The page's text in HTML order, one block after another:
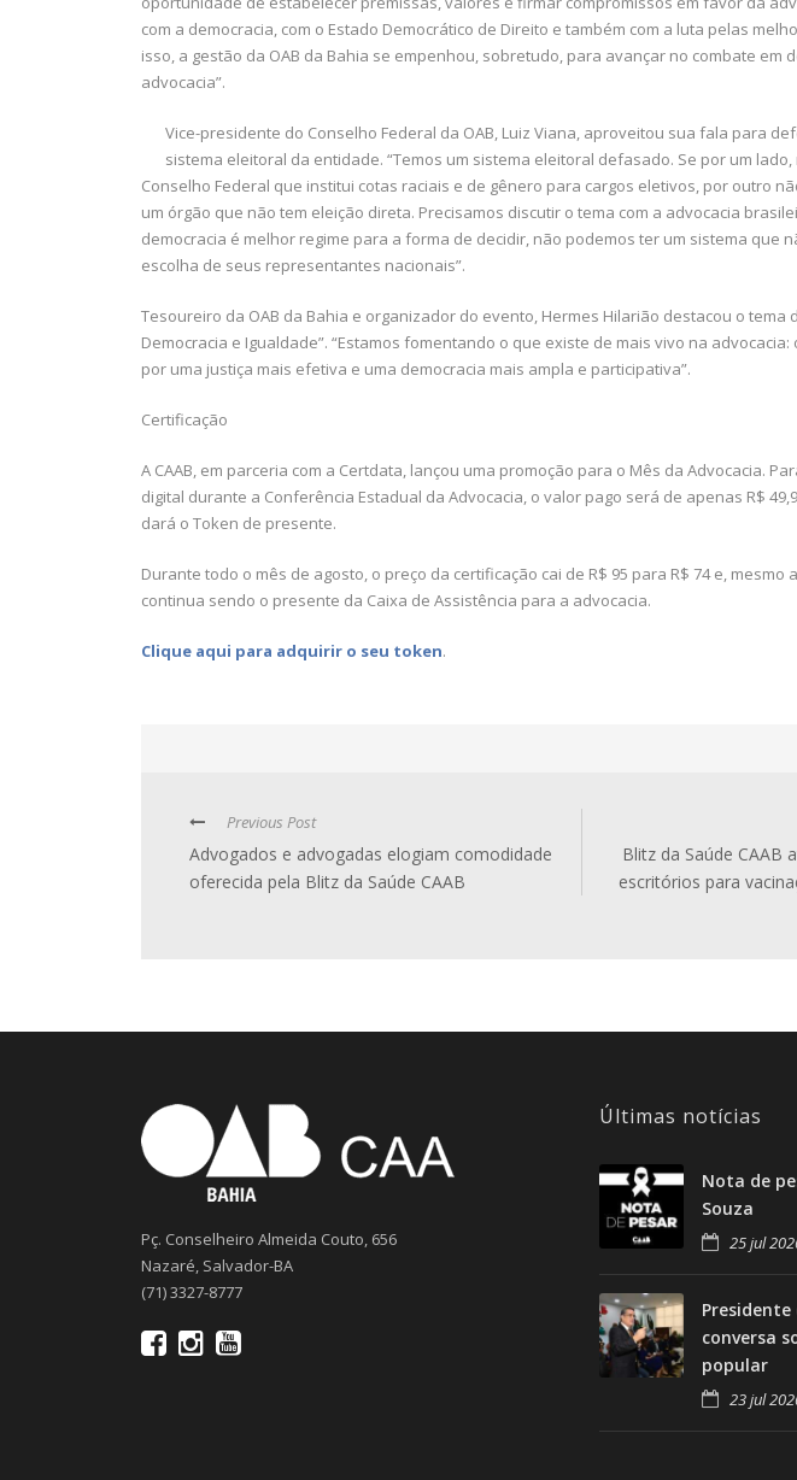
com a democracia, com o Estado Democrático de Direito e também com a luta pelas
isso, a gestão da OAB da Bahia se empenhou, sobretudo, para avançar no combate em
advocacia”.
Vice-presidente do Conselho Federal da OAB, Luiz Viana, aproveitou sua fala para
sistema eleitoral da entidade. “Temos um sistema eleitoral defasado. Se por um
Conselho Federal que institui cotas raciais e de gênero para cargos eletivos, por outro
um órgão que não tem eleição direta. Precisamos discutir o tema com a advocacia
democracia é melhor regime para a forma de decidir, não podemos ter um sistema que
escolha de seus representantes nacionais”.
Tesoureiro da OAB da Bahia e organizador do evento, Hermes Hilarião destacou o tema
Democracia e Igualdade”. “Estamos fomentando o que existe de mais vivo na
por uma justiça mais efetiva e uma democracia mais ampla e participativa”.
Certificação
A CAAB, em parceria com a Certdata, lançou uma promoção para o Mês da Advocacia.
digital durante a Conferência Estadual da Advocacia, o valor pago será de apenas R$
dará o Token de presente.
Durante todo o mês de agosto, o preço da certificação cai de R$ 95 para R$ 74 e, mesmo
continua sendo o presente da Caixa de Assistência para a advocacia.
Clique aqui para adquirir o seu token.
Previous Post
Advogados e advogadas elogiam comodidade
oferecida pela Blitz da Saúde CAAB
Blitz da Saúde CAAB
escritórios para
Pç. Conselheiro Almeida Couto, 656
Nazaré, Salvador-BA
(71) 3327-8777
Últimas notícias
Nota de
Souza
25 jul
conversa
popular
23 jul